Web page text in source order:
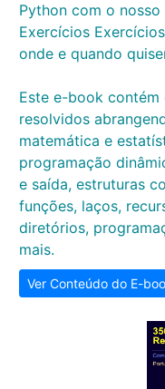
Python com o
Exercícios
onde e quando
Este e-book
resolvidos
matemática e
programação
e saída, estruturas
funções, laços,
diretórios,
mais.
Ver Conteúdo do E-